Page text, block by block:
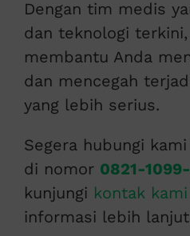
Dengan tim medis
dan teknologi
membantu Anda
dan mencegah
yang lebih serius.
Segera hubungi
di nomor 0821-
kunjungi kontak kami
informasi lebih